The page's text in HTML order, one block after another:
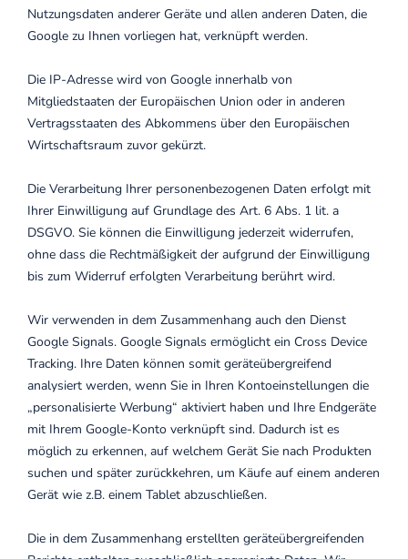
Nutzungsdaten anderer Geräte und allen anderen Daten, die
Google zu Ihnen vorliegen hat, verknüpft werden.
Die IP-Adresse wird von Google innerhalb von
Mitgliedstaaten der Europäischen Union oder in anderen
Vertragsstaaten des Abkommens über den Europäischen
Wirtschaftsraum zuvor gekürzt.
Die Verarbeitung Ihrer personenbezogenen Daten erfolgt mit
Ihrer Einwilligung auf Grundlage des Art. 6 Abs. 1 lit. a
DSGVO. Sie können die Einwilligung jederzeit widerrufen,
ohne dass die Rechtmäßigkeit der aufgrund der Einwilligung
bis zum Widerruf erfolgten Verarbeitung berührt wird.
Wir verwenden in dem Zusammenhang auch den Dienst
Google Signals. Google Signals ermöglicht ein Cross Device
Tracking. Ihre Daten können somit geräteübergreifend
analysiert werden, wenn Sie in Ihren Kontoeinstellungen die
„personalisierte Werbung“ aktiviert haben und Ihre Endgeräte
mit Ihrem Google-Konto verknüpft sind. Dadurch ist es
möglich zu erkennen, auf welchem Gerät Sie nach Produkten
suchen und später zurückkehren, um Käufe auf einem anderen
Gerät wie z.B. einem Tablet abzuschließen.
Die in dem Zusammenhang erstellten geräteübergreifenden